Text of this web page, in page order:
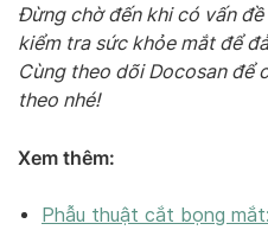
Đừng chờ đến khi có vấn
kiểm tra sức khỏe mắt để
Cùng theo dõi Docosan để
theo nhé!
Xem thêm:
Phẫu thuật cắt bọng